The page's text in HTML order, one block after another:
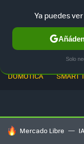
DOMÓTICA SMART
HOY SE HABLA DE
Mercado Libre IA
Ya puedes
Solo